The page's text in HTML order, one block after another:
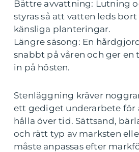
Bättre avvattning: Lutning
styras så att vatten leds
känsliga planteringar.
Längre säsong: En
snabbt på våren och ger en
in på hösten.
Stenläggning kräver
ett gediget underarbete för
hålla över tid. Sättsand,
och rätt typ av marksten
måste anpassas efter